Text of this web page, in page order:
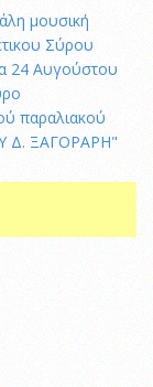
μουσική
Σύρου
24 Αυγούστου
παραλιακού
Δ. ΞΑΓΟΡΑΡΗ"